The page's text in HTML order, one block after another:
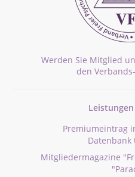
Werden Sie Mitglied
den
Leistungen
Premiumeintrag
Mitgliedermagazine